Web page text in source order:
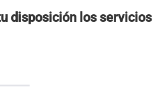
disposición los servicios